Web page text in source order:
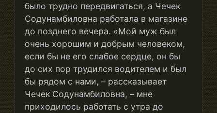
было трудно передвигаться, а Чечек
Содунамбиловна работала в магазине
до позднего вечера. «Мой муж был
очень хорошим и добрым человеком,
если бы не его слабое сердце, он бы
до сих пор трудился водителем и был
бы рядом с нами, – рассказывает
Чечек Содунамбиловна, – мне
приходилось работать с утра до